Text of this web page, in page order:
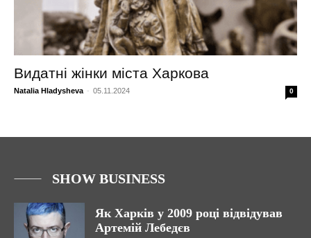
Видатні жінки міста Харкова
Natalia Hladysheva - 05.11.2024 0
SHOW BUSINESS
Як Харків у 2009 році відвідував
Артемій Лебедєв